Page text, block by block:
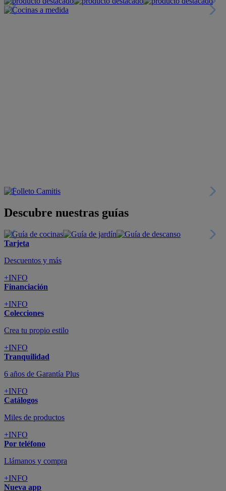
Descubre nuestras guías
Tarjeta
Descuentos y más
+INFO
Financiación
+INFO
Colecciones
Crea tu propio estilo
+INFO
Tranquilidad
6 años de Garantía Plus
+INFO
Catálogos
Miles de productos
+INFO
Por teléfono
Llámanos y compra
+INFO
Nueva app